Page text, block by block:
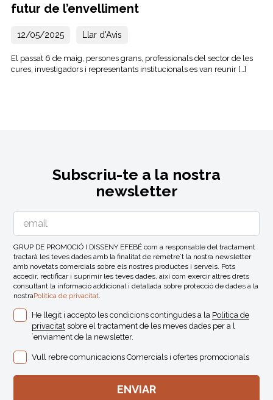
futur de l’envelliment
12/05/2025 Llar d'Avis
El passat 6 de maig, persones grans, professionals del sector de les
cures, investigadors i representants institucionals es van reunir […]
Subscriu-te a la nostra
newsletter
GRUP DE PROMOCIÓ I DISSENY EFEBÉ com a responsable del tractament
tractarà les teves dades amb la finalitat de remetre´t la nostra newsletter
amb novetats comercials sobre els nostres productes i serveis. Pots
accedir, rectificar i suprimir les teves dades, així com exercir altres drets
consultant la informació addicional i detallada sobre protecció de dades a la
nostraPolitica de privacitat.
He llegit i accepto les condicions contingudes a la Politica de
privacitat sobre el tractament de les meves dades per a l
´enviament de la newsletter.
Vull rebre comunicacions Comercials i ofertes promocionals